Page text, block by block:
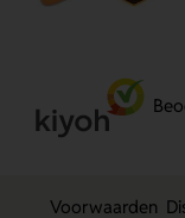
Voorwaarden